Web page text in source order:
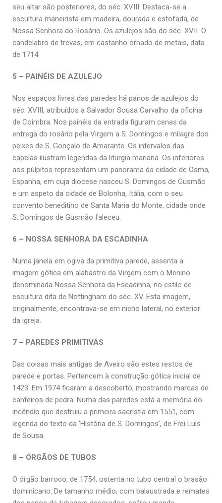
seu altar são posteriores, do séc. XVIII. Destaca-se a
escultura maneirista em madeira, dourada e estofada, de
Nossa Senhora do Rosário. Os azulejos são do séc. XVII. O
candelabro de trevas, em castanho ornado de metais, data
de 1714.
5 – PAINÉIS DE AZULEJO
Nos espaços livres das paredes há panos de azulejos do
séc. XVIII, atribuídos a Salvador Sousa Carvalho da oficina
de Coimbra. Nos painéis da entrada figuram cenas da
entrega do rosário pela Virgem a S. Domingos e milagre dos
peixes de S. Gonçalo de Amarante. Os intervalos das
capelas ilustram legendas da liturgia mariana. Os inferiores
aos púlpitos representam um panorama da cidade de Osma,
Espanha, em cuja diocese nasceu S. Domingos de Gusmão
e um aspeto da cidade de Bolonha, Itália, com o seu
convento beneditino de Santa Maria do Monte, cidade onde
S. Domingos de Gusmão faleceu.
6 – NOSSA SENHORA DA ESCADINHA
Numa janela em ogiva da primitiva parede, assenta a
imagem gótica em alabastro da Virgem com o Menino
denominada Nossa Senhora da Escadinha, no estilo de
escultura dita de Nottingham do séc. XV. Esta imagem,
originalmente, encontrava-se em nicho lateral, no exterior
da igreja.
7 – PAREDES PRIMITIVAS
Das coisas mais antigas de Aveiro são estes restos de
parede e portas. Pertencem à construção gótica inicial de
1423. Em 1974 ficaram a descoberto, mostrando marcas de
canteiros de pedra. Numa das paredes está a memória do
incêndio que destruiu a primeira sacristia em 1551, com
legenda do texto da ‘História de S. Domingos’, de Frei Luís
de Sousa.
8 – ÓRGÃOS DE TUBOS
O órgão barroco, de 1754, ostenta no tubo central o brasão
dominicano. De tamanho médio, com balaustrada e remates